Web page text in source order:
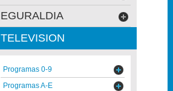
EGURALDIA
TELEVISION
Programas 0-9
Programas A-E